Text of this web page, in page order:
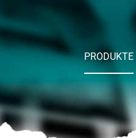
Skip to main content
PRODUKTE